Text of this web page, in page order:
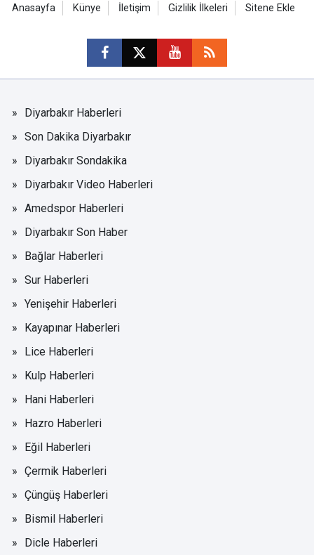
Anasayfa Künye İletişim Gizlilik İlkeleri Sitene Ekle
Diyarbakır Haberleri
Son Dakika Diyarbakır
Diyarbakır Sondakika
Diyarbakır Video Haberleri
Amedspor Haberleri
Diyarbakır Son Haber
Bağlar Haberleri
Sur Haberleri
Yenişehir Haberleri
Kayapınar Haberleri
Lice Haberleri
Kulp Haberleri
Hani Haberleri
Hazro Haberleri
Eğil Haberleri
Çermik Haberleri
Çüngüş Haberleri
Bismil Haberleri
Dicle Haberleri